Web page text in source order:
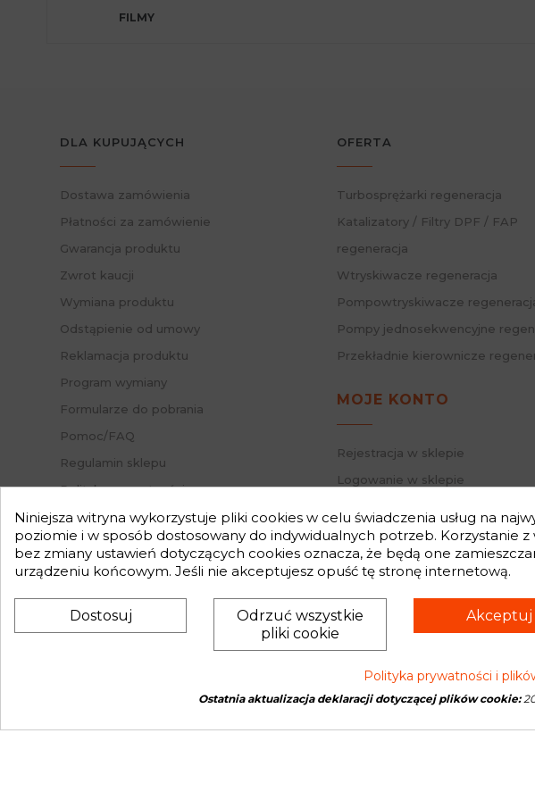
FILMY
DLA KUPUJĄCYCH
Dostawa zamówienia
Płatności za zamówienie
Gwarancja produktu
Zwrot kaucji
Wymiana produktu
Odstąpienie od umowy
Reklamacja produktu
Program wymiany
Formularze do pobrania
Pomoc/FAQ
Regulamin sklepu
Polityka prywatności
Mapa strony
Nasz Blog
Słownik pojęć
Zwroty
OFERTA
Turbosprężarki regeneracja
Katalizatory / Filtry DPF / FAP
regeneracja
Wtryskiwacze regeneracja
Pompowtryskiwacze
Pompy jednosekwencyjne
Przekładnie kierownicze
MOJE KONTO
Rejestracja w sklepie
Logowanie w sklepie
Status zamówienia
Copyright
Niniejsza witryna wykorzystuje pliki cookies w celu świadczenia usług na
poziomie i w sposób dostosowany do indywidualnych potrzeb. Korzystanie z
bez zmiany ustawień dotyczących cookies oznacza, że będą one
urządzeniu końcowym. Jeśli nie akceptujesz opuść tę stronę internetową.
Akceptuj
Odrzuć wszystkie
pliki cookie
Dostosuj
Polityka prywatności i
Ostatnia aktualizacja deklaracji dotyczącej plików cookie: